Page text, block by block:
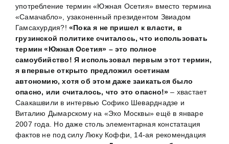
употребление термин «Южная Осетия» вместо термина
«Самачабло», узаконенный президентом Звиадом
Гамсахурдия?! «Пока я не пришел к власти, в
грузинской политике считалось, что использовать
термин «Южная Осетия» – это полное
самоубийство! Я использовал первым этот термин,
я впервые открыто предложил осетинам
автономию, хотя об этом даже заикаться было
опасно, или считалось, что это опасно!» – хвастает
Саакашвили в интервью Софико Шеварднадзе и
Виталию Дымарскому на «Эхо Москвы» ещё в январе
2007 года. Но даже столь элементарная констатация
фактов не под силу Люку Коффи, 14-ая рекомендация